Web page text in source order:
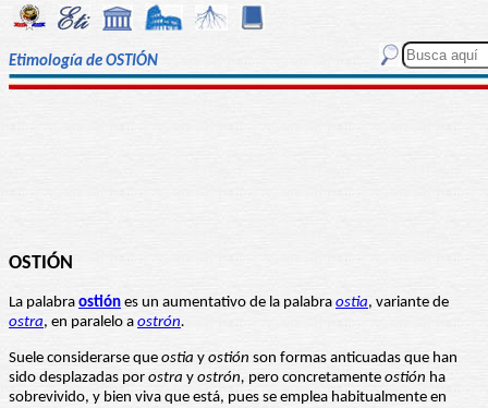
Etimología de OSTIÓN
OSTIÓN
La palabra ostión es un aumentativo de la palabra ostia, variante de
ostra, en paralelo a ostrón.
Suele considerarse que ostia y ostión son formas anticuadas que han
sido desplazadas por ostra y ostrón, pero concretamente ostión ha
sobrevivido, y bien viva que está, pues se emplea habitualmente en